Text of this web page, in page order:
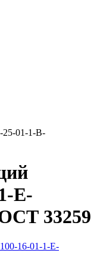
01-1-В-
Е-
33259